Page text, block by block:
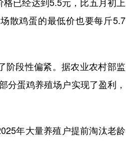
已经达到5.5元，比五月初上
散鸡蛋的最低价也要每斤5.7
阶段性偏紧。据农业农村部监
分蛋鸡养殖场户实现了盈利，
年大量养殖户提前淘汰老龄